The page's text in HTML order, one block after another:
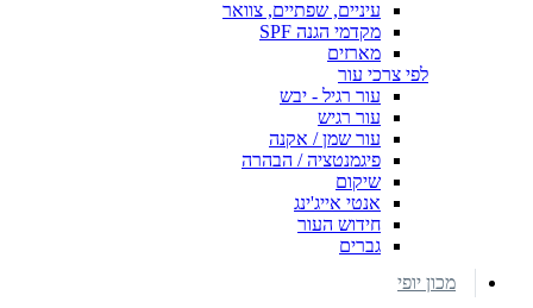
עיניים, שפתיים, צוואר
מקדמי הגנה SPF
מארזים
לפי צרכי עור
עור רגיל - יבש
עור רגיש
עור שמן / אקנה
פיגמנטציה / הבהרה
שיקום
אנטי אייג'ינג
חידוש העור
גברים
מכון יופי